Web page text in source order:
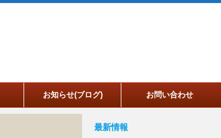
お知らせ(ブログ) お問い合わせ
最新情報